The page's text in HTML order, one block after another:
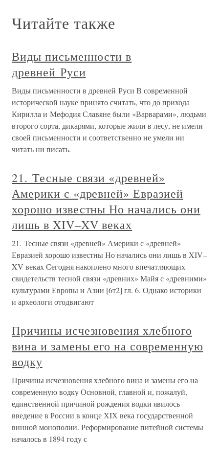
Читайте также
Виды письменности в
древней Руси
Виды письменности в древней Руси В современной
исторической науке принято считать, что до прихода
Кирилла и Мефодия Славяне были «Варварами», людьми
второго сорта, дикарями, которые жили в лесу, не имели
своей письменности и соответственно не умели ни
читать ни писать.
21. Тесные связи «древней»
Америки с «древней» Евразией
хорошо известны Но начались они
лишь в XIV–XV веках
21. Тесные связи «древней» Америки с «древней»
Евразией хорошо известны Но начались они лишь в XIV–
XV веках Сегодня накоплено много впечатляющих
свидетельств тесной связи «древних» Майя с «древними»
культурами Европы и Азии [6т2] гл. 6. Однако историки
и археологи отодвигают
Причины исчезновения хлебного
вина и замены его на современную
водку
Причины исчезновения хлебного вина и замены его на
современную водку Основной, главной и, пожалуй,
единственной причиной рождения водки явилось
введение в России в конце ХIХ века государственной
винной монополии. Реформирование питейной системы
началось в 1894 году с